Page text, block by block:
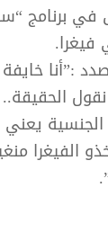
برنامج
فيغرا.
:”أنا
نقول
الجنسية
الفيغرا